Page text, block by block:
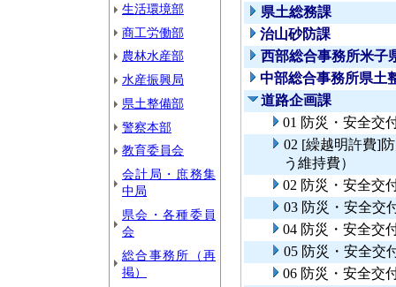
生活環境部
商工労働部
農林水産部
水産振興局
県土整備部
警察本部
教育委員会
会計局・庶務集
中局
県会・各種委員
会
総合事務所（再
掲）
県土総務課
治山砂防課
西部総合事務所米子
中部総合事務所県土
道路企画課
01 防災・安全交
02 [繰越明許費]
う維持費）
02 防災・安全交
03 防災・安全交
04 防災・安全交
05 防災・安全交
06 防災・安全交